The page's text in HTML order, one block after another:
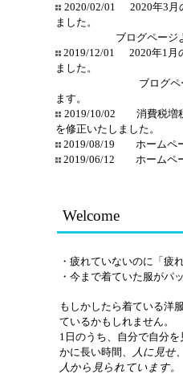
2020/02/01 2020年3月
ました。
ブログページより
2019/12/01 2020年1月
ました。
ブログページよ
ます。
2019/10/02 消費税増
を修正いたしました。
2019/08/19 ホームペー
2019/06/12 ホームペー
Welcome
・疲れていないのに「疲
・ 今まで着ていた服がパ
もしかしたら着ている洋
ているかもしれません。
1 日のうち、自分で自分
かに長い時間、
人に見せ、
人から見られています。